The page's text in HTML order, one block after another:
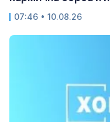
07:46 • 10.08.26